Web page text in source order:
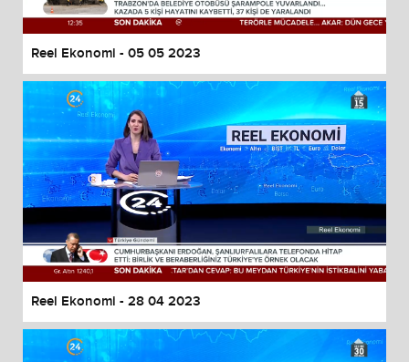
Reel Ekonomi - 05 05 2023
Reel Ekonomi - 28 04 2023